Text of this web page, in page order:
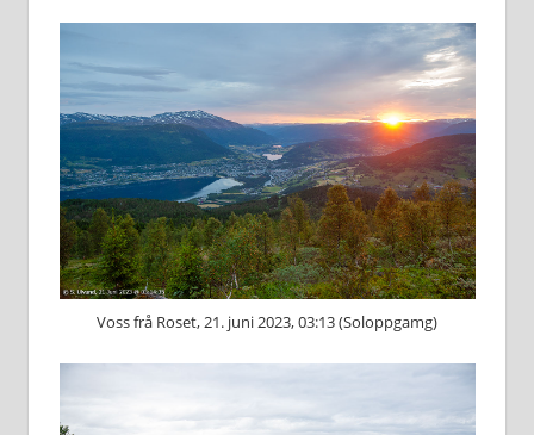
Voss frå Roset, 21. juni 2023, 03:13 (Soloppgamg)